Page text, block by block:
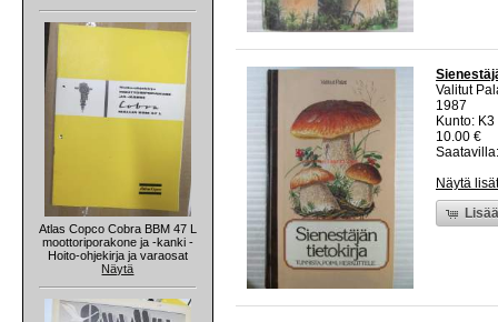
Atlas Copco Cobra BBM 47 L
moottoriporakone ja -kanki -
Hoito-ohjekirja ja varaosat
Näytä
Valitut
1987
Kunto:
10.00 €
Näytä